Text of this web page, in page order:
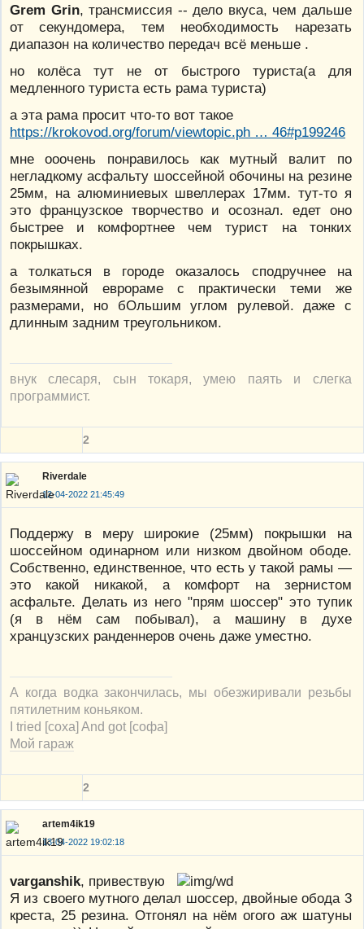
Grem Grin, трансмиссия -- дело вкуса, чем дальше
от секундомера, тем необходимость нарезать
диапазон на количество передач всё меньше .
но колёса тут не от быстрого туриста(а для
медленного туриста есть рама туриста)
а эта рама просит что-то вот такое
https://krokovod.org/forum/viewtopic.ph … 46#p199246
мне ооочень понравилось как мутный валит по
негладкому асфальту шоссейной обочины на резине
25мм, на алюминиевых швеллерах 17мм. тут-то я
это французское творчество и осознал. едет оно
быстрее и комфортнее чем турист на тонких
покрышках.
а толкаться в городе оказалось сподручнее на
безымянной еврораме с практически теми же
размерами, но бОльшим углом рулевой. даже с
длинным задним треугольником.
внук слесаря, сын токаря, умею паять и слегка
программист.
2
Riverdale
12-04-2022 21:45:49
Поддержу в меру широкие (25мм) покрышки на
шоссейном одинарном или низком двойном ободе.
Собственно, единственное, что есть у такой рамы —
это какой никакой, а комфорт на зернистом
асфальте. Делать из него "прям шоссер" это тупик
(я в нём сам побывал), а машину в духе
хранцузских ранденнеров очень даже уместно.
А когда водка закончилась, мы обезжиривали резьбы
пятилетним коньяком.
I tried [соха] And got [софа]
Мой гараж
2
artem4ik19
13-04-2022 19:02:18
varganshik, привествую
Я из своего мутного делал шоссер, двойные обода 3
креста, 25 резина. Отгонял на нём огого аж шатуны